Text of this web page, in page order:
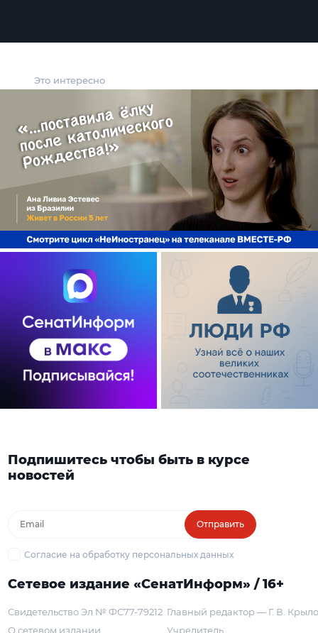
Это интересно
Подпишитесь чтобы быть в курсе
новостей
Отправить
Согласие на обработку персональных данных
Сетевое издание «СенатИнформ» / 16+
Свидетельство Эл № ФС77-79212
О сетевом издании
Главный редактор — Г. В.
Учредитель